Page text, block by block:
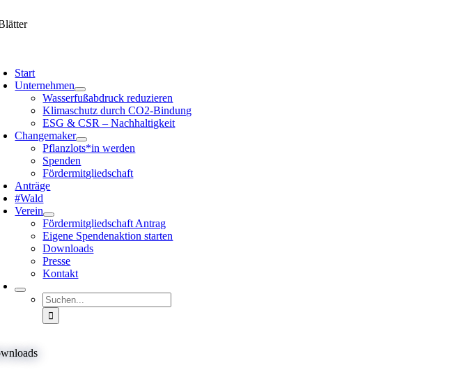
Inhalt
Start
Unter­nehmen
Wasser­fuß­ab­druck reduzieren
Klima­schutz durch CO2-Bindung
ESG & CSR – Nachhal­tig­keit
Change­maker
Pflanzlots*in werden
Spenden
Förder­mit­glied­schaft
Anträge
#Wald
Verein
Förder­mit­glied­schaft Antrag
Eigene Spenden­ak­tion starten
Downloads
Presse
Kontakt
Suche
nach: